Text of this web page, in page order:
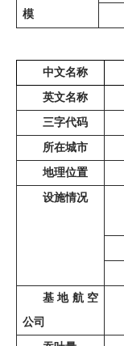
模
中文名称
英文名称
三字代码
所在城市
地理位置
设施情况
基地航空
公司